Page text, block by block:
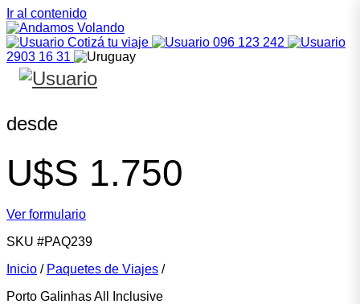
Ir al contenido
Cotizá tu viaje
096 123 242
2903 16 31
desde
U$S 1.750
Ver formulario
SKU #PAQ239
Inicio / Paquetes de Viajes /
Porto Galinhas All Inclusive